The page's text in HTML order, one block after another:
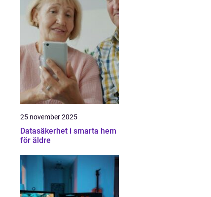
25 november 2025
Datasäkerhet i smarta hem
för äldre